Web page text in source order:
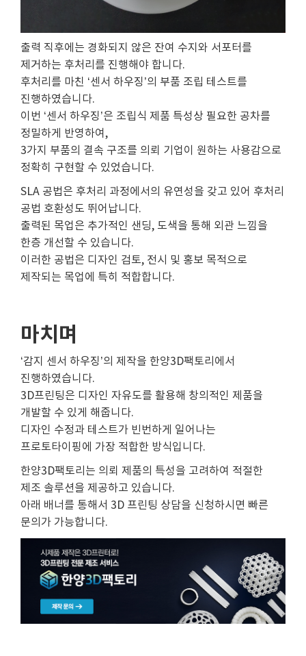
출력 직후에는 경화되지 않은 잔여 수지와 서포터를
제거하는 후처리를 진행해야 합니다.
후처리를 마친 ‘센서 하우징’의 부품 조립 테스트를
진행하였습니다.
이번 ‘센서 하우징’은 조립식 제품 특성상 필요한 공차를
정밀하게 반영하여,
3가지 부품의 결속 구조를 의뢰 기업이 원하는 사용감으로
정확히 구현할 수 있었습니다.
SLA 공법은 후처리 과정에서의 유연성을 갖고 있어 후처리
공법 호환성도 뛰어납니다.
출력된 목업은 추가적인 샌딩, 도색을 통해 외관 느낌을
한층 개선할 수 있습니다.
이러한 공법은 디자인 검토, 전시 및 홍보 목적으로
제작되는 목업에 특히 적합합니다.
마치며
‘감지 센서 하우징’의 제작을 한양3D팩토리에서
진행하였습니다.
3D프린팅은 디자인 자유도를 활용해 창의적인 제품을
개발할 수 있게 해줍니다.
디자인 수정과 테스트가 빈번하게 일어나는
프로토타이핑에 가장 적합한 방식입니다.
한양3D팩토리는 의뢰 제품의 특성을 고려하여 적절한
제조 솔루션을 제공하고 있습니다.
아래 배너를 통해서 3D 프린팅 상담을 신청하시면 빠른
문의가 가능합니다.